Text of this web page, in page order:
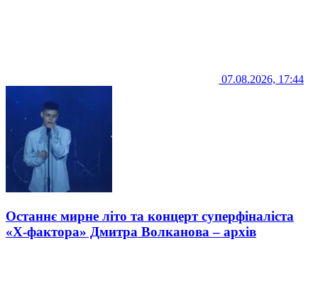
07.08.2026, 17:44
Останнє мирне літо та концерт суперфіналіста
«Х-фактора» Дмитра Волканова – архів